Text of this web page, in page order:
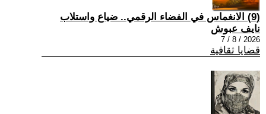
(9) الانغماس في الفضاء الرقمي.. ضياع واستلاب
نايف عبوش
2026 / 8 / 7
قضايا ثقافية